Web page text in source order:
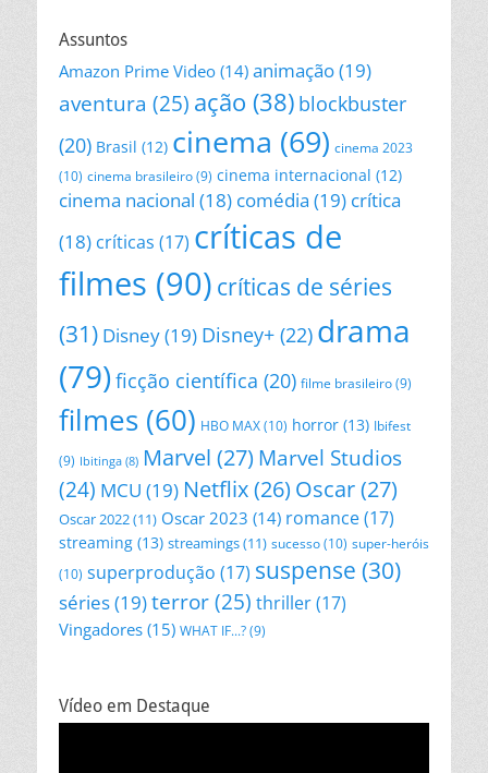
Assuntos
Amazon Prime Video (14) animação(19)
aventura (25) ação (38) blockbuster
(20) Brasil (12) cinema (69) cinema 2023
(10) cinema brasileiro (9) cinema internacional (12)
cinema nacional (18) comédia (19) crítica
(18) críticas (17) críticas de
filmes (90) críticas de séries
(31) Disney(19) Disney+ (22) drama
(79)ficção científica (20) filme brasileiro (9)
filmes (60) HBO MAX(10) horror (13) Ibifest
(9) Ibitinga (8) Marvel (27) Marvel Studios
(24) MCU (19) Netflix(26) Oscar(27)
Oscar 2022(11) Oscar 2023 (14) romance(17)
streaming (13) streamings(11) sucesso(10) super-heróis
(10) superprodução (17) suspense (30)
séries(19)terror(25) thriller(17)
Vingadores (15) WHAT IF...? (9)
Vídeo em Destaque